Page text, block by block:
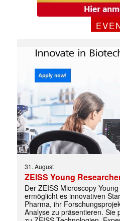
31. August
ZEISS Young
Der ZEISS Microscopy
ermöglicht es innovativen
Pharma, ihr
Analyse zu präsentieren. Sie